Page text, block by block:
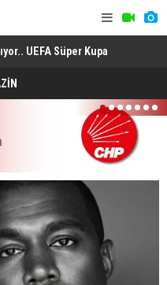
UEFA Süper Kupa
Pistten Çıktı: Pilot
1 2 3 4 5 6 7